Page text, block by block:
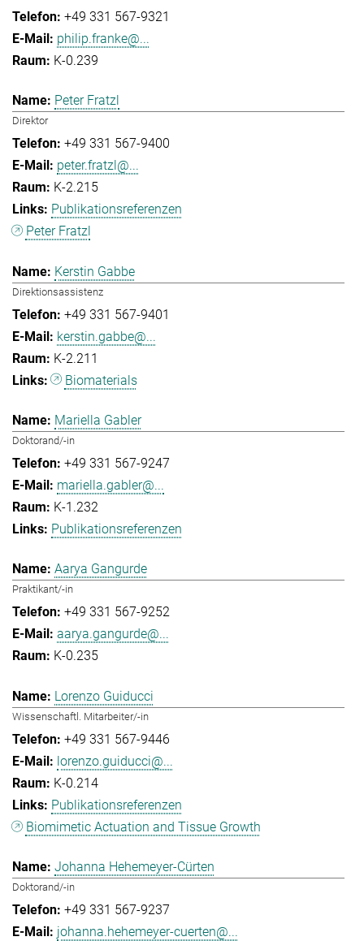
+49 331 567-9321
philip.franke@...
K-0.239
Peter Fratzl
Direktor
+49 331 567-9400
peter.fratzl@...
K-2.215
Publikationsreferenzen
Peter Fratzl
Kerstin Gabbe
Direktionsassistenz
+49 331 567-9401
kerstin.gabbe@...
K-2.211
Biomaterials
Mariella Gabler
Doktorand/-in
+49 331 567-9247
mariella.gabler@...
K-1.232
Publikationsreferenzen
Aarya Gangurde
Praktikant/-in
+49 331 567-9252
aarya.gangurde@...
K-0.235
Lorenzo Guiducci
Wissenschaftl. Mitarbeiter/-in
+49 331 567-9446
lorenzo.guiducci@...
K-0.214
Publikationsreferenzen
Biomimetic Actuation and Tissue Growth
Johanna Hehemeyer-Cürten
Doktorand/-in
+49 331 567-9237
johanna.hehemeyer-cuerten@...